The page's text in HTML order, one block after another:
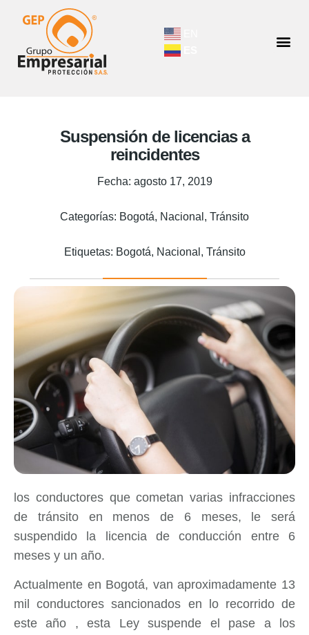
Suspensión de licencias a
reincidentes
Fecha: agosto 17, 2019
Categorías: Bogotá, Nacional , Tránsito
Etiquetas: Bogotá, Nacional , Tránsito
los conductores que cometan varias infracciones
de tránsito en menos de 6 meses, le será
suspendido la licencia de conducción entre 6
meses y un año.
Actualmente en Bogotá, van aproximadamente 13
mil conductores sancionados en lo recorrido de
este año , esta Ley suspende el pase a los